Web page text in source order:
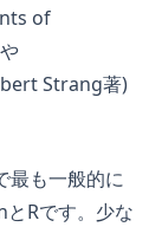
of
Strang著)
も一般的に
Rです。少な